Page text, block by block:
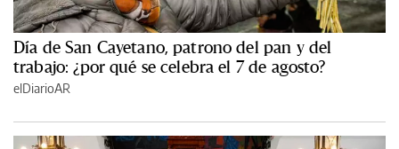
Día de San Cayetano, patrono del pan y del
trabajo: ¿por qué se celebra el 7 de agosto?
elDiarioAR